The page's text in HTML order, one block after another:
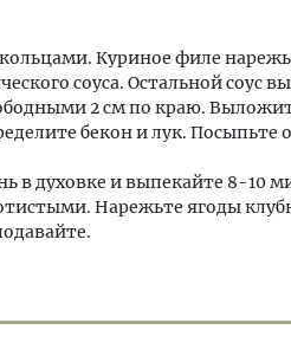
Куриное филе
соуса. Остальной соус
2 см по краю.
бекон и лук.
в духовке и выпекайте 8-10
Нарежьте ягоды